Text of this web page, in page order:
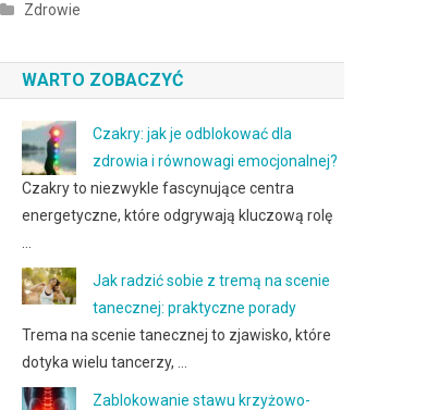
Zdrowie
WARTO ZOBACZYĆ
Czakry: jak je odblokować dla
zdrowia i równowagi emocjonalnej?
Czakry to niezwykle fascynujące centra
energetyczne, które odgrywają kluczową rolę
Jak radzić sobie z tremą na scenie
tanecznej: praktyczne porady
Trema na scenie tanecznej to zjawisko, które
dotyka wielu tancerzy, …
Zablokowanie stawu krzyżowo-